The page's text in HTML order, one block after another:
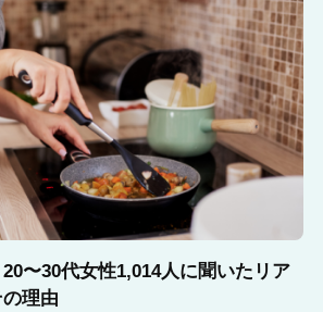
20〜30代女性1,014人に聞いたリア
理由